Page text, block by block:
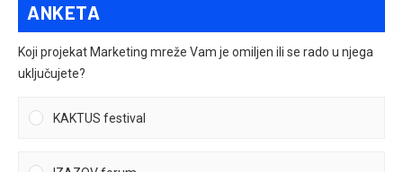
ANKETA
Koji projekat Marketing mreže Vam je omiljen ili se rado u njega
uključujete?
KAKTUS festival